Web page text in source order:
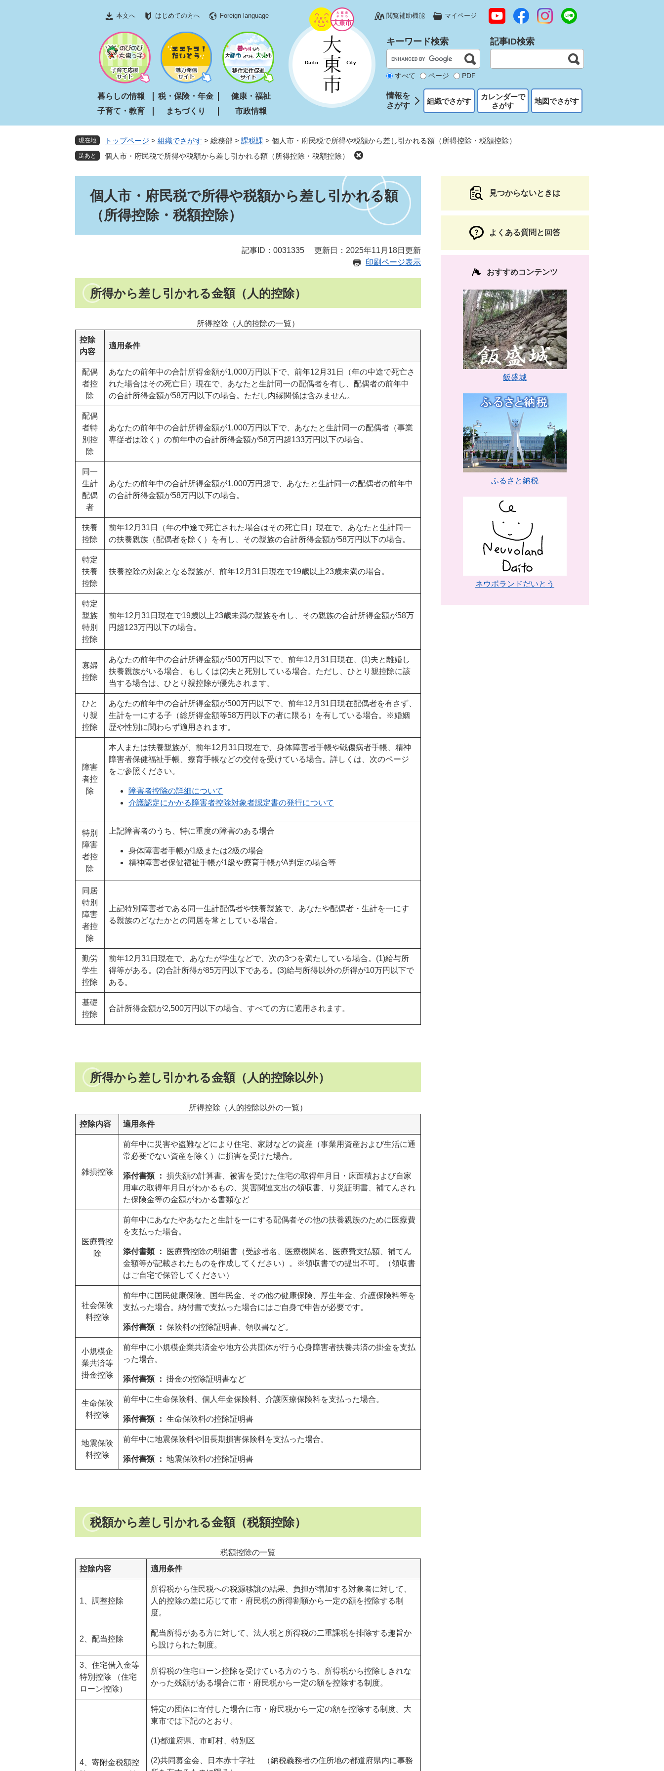
文
本文へ はじめての方へ Foreign language 閲覧補助機能 マイページ
暮らしの情報 税・保険・年金
健康・福祉
子育て・教育
まちづくり 市政情報
キーワード検索
すべて ページ PDF
記事ID検索
情報を
さがす
組織でさがす
カレンダーで
さがす
地図でさがす
現在地 トップページ > 組織でさがす > 総務部 > 課税課 > 個人市・府民税で所得や税額から差し引かれる額（所得控除・税額控除）
個人市・府民税で所得や税額から差し引かれる額（所得控除・税額控除）
個人市・府民税で所得や税額から差し引かれる額
（所得控除・税額控除）
記事ID：0031335
更新日：2025年11月18日更新
印刷ページ表示
所得から差し引かれる金額（人的控除）
所得控除（人的控除の一覧）
控除
内容
適用条件
配偶
者控
除
あなたの前年中の合計所得金額が1,000万円以下で、前年12月31日（年の中途で死亡さ
れた場合はその死亡日）現在で、あなたと生計同一の配偶者を有し、配偶者の前年中
の合計所得金額が58万円以下の場合。ただし内縁関係は含みません。
配偶
者特
別控
除
あなたの前年中の合計所得金額が1,000万円以下で、あなたと生計同一の配偶者（事業
専従者は除く）の前年中の合計所得金額が58万円超133万円以下の場合。
同一
生計
配偶
者
あなたの前年中の合計所得金額が1,000万円超で、あなたと生計同一の配偶者の前年中
の合計所得金額が58万円以下の場合。
扶養
控除
前年12月31日（年の中途で死亡された場合はその死亡日）現在で、あなたと生計同一
の扶養親族（配偶者を除く）を有し、その親族の合計所得金額が58万円以下の場合。
特定
扶養
控除
扶養控除の対象となる親族が、前年12月31日現在で19歳以上23歳未満の場合。
特定
親族
特別
控除
前年12月31日現在で19歳以上23歳未満の親族を有し、その親族の合計所得金額が58万
円超123万円以下の場合。
寡婦
控除
あなたの前年中の合計所得金額が500万円以下で、前年12月31日現在、(1)夫と離婚し
扶養親族がいる場合、もしくは(2)夫と死別している場合。ただし、ひとり親控除に該
当する場合は、ひとり親控除が優先されます。
ひと
り親
控除
あなたの前年中の合計所得金額が500万円以下で、前年12月31日現在配偶者を有さず、
生計を一にする子（総所得金額等58万円以下の者に限る）を有している場合。※婚姻
歴や性別に関わらず適用されます。
障害
者控
除
本人または扶養親族が、前年12月31日現在で、身体障害者手帳や戦傷病者手帳、精神
障害者保健福祉手帳、療育手帳などの交付を受けている場合。詳しくは、次のページ
をご参照ください。
障害者控除の詳細について
介護認定にかかる障害者控除対象者認定書の発行について
特別
障害
者控
除
上記障害者のうち、特に重度の障害のある場合
身体障害者手帳が1級または2級の場合
精神障害者保健福祉手帳が1級や療育手帳がA判定の場合等
同居
特別
障害
者控
除
上記特別障害者である同一生計配偶者や扶養親族で、あなたや配偶者・生計を一にす
る親族のどなたかとの同居を常としている場合。
勤労
学生
控除
前年12月31日現在で、あなたが学生などで、次の3つを満たしている場合。(1)給与所
得等がある。(2)合計所得が85万円以下である。(3)給与所得以外の所得が10万円以下で
ある。
基礎
控除
合計所得金額が2,500万円以下の場合、すべての方に適用されます。
所得から差し引かれる金額（人的控除以外）
所得控除（人的控除以外の一覧）
控除内容
適用条件
雑損控除
前年中に災害や盗難などにより住宅、家財などの資産（事業用資産および生活に通
常必要でない資産を除く）に損害を受けた場合。
添付書類 ： 損失額の計算書、被害を受けた住宅の取得年月日・床面積および自家
用車の取得年月日がわかるもの、災害関連支出の領収書、り災証明書、補てんされ
た保険金等の金額がわかる書類など
医療費控
除
前年中にあなたやあなたと生計を一にする配偶者その他の扶養親族のために医療費
を支払った場合。
添付書類 ：
医療費控除の明細書（受診者名、医療機関名、医療費支払額、補てん
金額等が記載されたものを作成してください）。※領収書での提出不可。（領収書
はご自宅で保管してください）
社会保険
料控除
前年中に国民健康保険、国年民金、その他の健康保険、厚生年金、介護保険料等を
支払った場合。納付書で支払った場合にはご自身で申告が必要です。
添付書類 ： 保険料の控除証明書、領収書など。
小規模企
業共済等
掛金控除
前年中に小規模企業共済金や地方公共団体が行う心身障害者扶養共済の掛金を支払
った場合。
添付書類 ： 掛金の控除証明書など
生命保険
料控除
前年中に生命保険料、個人年金保険料、介護医療保険料を支払った場合。
添付書類 ： 生命保険料の控除証明書
地震保険
料控除
前年中に地震保険料や旧長期損害保険料を支払った場合。
添付書類 ： 地震保険料の控除証明書
税額から差し引かれる金額（税額控除）
税額控除の一覧
控除内容
適用条件
1、調整控除
所得税から住民税への税源移譲の結果、負担が増加する対象者に対して、
人的控除の差に応じて市・府民税の所得割額から一定の額を控除する制
度。
2、配当控除
配当所得がある方に対して、法人税と所得税の二重課税を排除する趣旨か
ら設けられた制度。
3、住宅借入金等
特別控除 （住宅
ローン控除）
所得税の住宅ローン控除を受けている方のうち、所得税から控除しきれな
かった残額がある場合に市・府民税から一定の額を控除する制度。
4、寄附金税額控
特定の団体に寄付した場合に市・府民税から一定の額を控除する制度。大
東市では下記のとおり。
(1)都道府県、市町村、特別区
(2)共同募金会、日本赤十字社 （納税義務者の住所地の都道府県内に事務
見つからないときは
よくある質問と回答
おすすめコンテンツ
飯盛城
ふるさと納税
ネウボランドだいとう